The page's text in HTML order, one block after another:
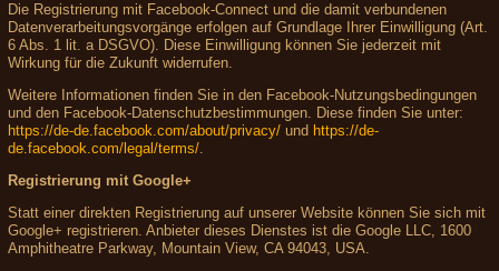
Die Registrierung mit Facebook-Connect und die damit verbundenen
Datenverarbeitungsvorgänge erfolgen auf Grundlage Ihrer Einwilligung (Art.
6 Abs. 1 lit. a DSGVO). Diese Einwilligung können Sie jederzeit mit
Wirkung für die Zukunft widerrufen.
Weitere Informationen finden Sie in den Facebook-Nutzungsbedingungen
und den Facebook-Datenschutzbestimmungen. Diese finden Sie unter:
https://de-de.facebook.com/about/privacy/ und https://de-
de.facebook.com/legal/terms/.
Registrierung mit Google+
Statt einer direkten Registrierung auf unserer Website können Sie sich mit
Google+ registrieren. Anbieter dieses Dienstes ist die Google LLC, 1600
Amphitheatre Parkway, Mountain View, CA 94043, USA.